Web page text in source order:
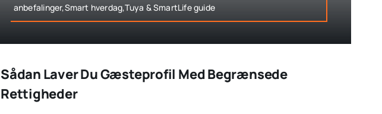
anbefalinger,Smart hverdag,Tuya & SmartLife guide
Sådan Laver Du Gæsteprofil Med Begrænsede
Rettigheder